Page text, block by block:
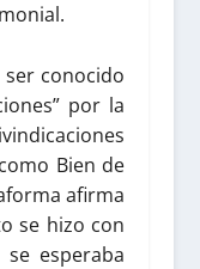
conocido
por la
Bien de
afirma
se hizo con
esperaba